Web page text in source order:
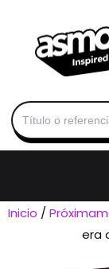
Buscar:
Inicio /
era